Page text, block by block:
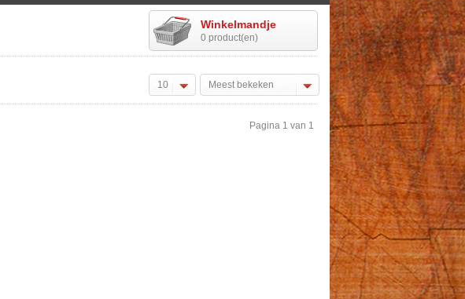
Winkelmandje
0 product(en)
10 Meest bekeken
Pagina 1 van 1